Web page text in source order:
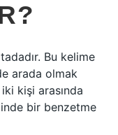
Bu kelime
arada olmak
kişi arasında
bir benzetme